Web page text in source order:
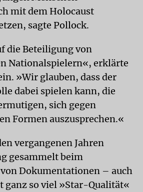
mit dem Holocaust
sagte Pollock.
die Beteiligung von
Nationalspielern«, erklärte
»Wir glauben, dass der
dabei spielen kann, die
sich gegen
Formen auszusprechen.«
vergangenen Jahren
gesammelt beim
Dokumentationen – auch
ganz so viel »Star-Qualität«